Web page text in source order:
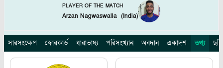
PLAYER OF THE MATCH
Arzan Nagwaswalla (India)
সারসংক্ষেপ স্কোরকার্ড ধারাভাষ্য পরিসংখ্যান অবদান একাদশ তথ্য